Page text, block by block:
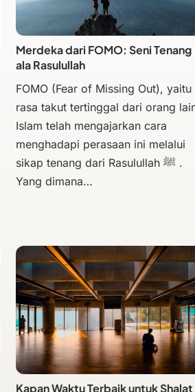
Merdeka dari FOMO: Seni Tenang
ala Rasulullah
FOMO (Fear of Missing Out), yaitu
rasa takut tertinggal dari orang
Islam telah mengajarkan cara
menghadapi perasaan ini melalui
sikap tenang dari Rasulullah ﷺ .
Yang dimana…
Kapan Waktu Terbaik untuk Shalat